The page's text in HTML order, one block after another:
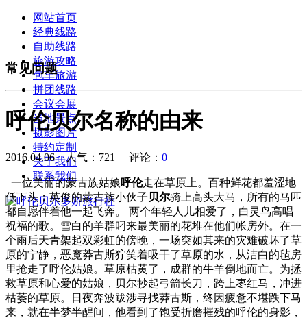
网站首页
经典线路
自助线路
旅游攻略
包车旅游
拼团线路
会议会展
当地景点
摄影图片
特约定制
关于我们
联系我们
常见问题
呼伦贝尔名称的由来
2016.04.06 人气： 721 评论： 0
一位美丽的蒙古族姑娘呼伦走在草原上。百种鲜花都羞涩地
低下头；英俊的蒙古族小伙子贝尔骑上高头大马，所有的马匹
都自愿伴着他一起飞奔。 两个年轻人儿相爱了，白灵鸟高唱
祝福的歌。雪白的羊群叼来最美丽的花堆在他们帐房外。在一
个雨后天青架起双彩虹的傍晚，一场突如其来的灾难破坏了草
原的宁静，恶魔莽古斯狞笑着吸干了草原的水，从洁白的毡房
里抢走了呼伦姑娘。草原枯黄了，成群的牛羊倒地而亡。为拯
救草原和心爱的姑娘，贝尔抄起弓箭长刀，跨上枣红马，冲进
枯萎的草原。日夜奔波跋涉寻找莽古斯，终因疲惫不堪跌下马
来，就在半梦半醒间，他看到了饱受折磨摧残的呼伦的身影，